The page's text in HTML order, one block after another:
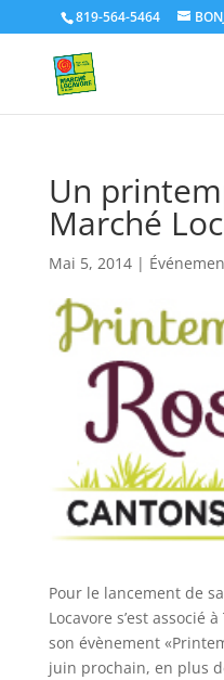
819-564-5464
Un
Marché
Mai 5, 2014|
Pour le lancement de
Locavore s’est associé
son évènement
juin prochain, en plus